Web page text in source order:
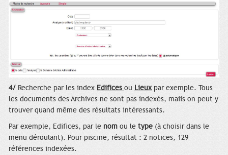
4/ Recherche par les index Edifices ou Lieuxpar exemple. Tous
les documents des Archives ne sont pas indexés, maiis on peut y
trouver quand même des résultats intéressants.
Par exemple, Edifices, par le nom ou le type (à choisir dans le
menu déroulant). Pour piscine, résultat : 2 notices, 129
références indexées.